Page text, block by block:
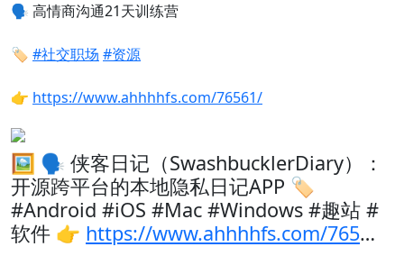
🗣️ 高情商沟通21天训练营
🏷️ #社交职场 #资源
👉 https://www.ahhhhfs.com/76561/
🖼 🗣️ 侠客日记（SwashbucklerDiary）：
开源跨平台的本地隐私日记APP 🏷️
#Android #iOS #Mac #Windows #趣站 #
软件 👉 https://www.ahhhhfs.com/765…